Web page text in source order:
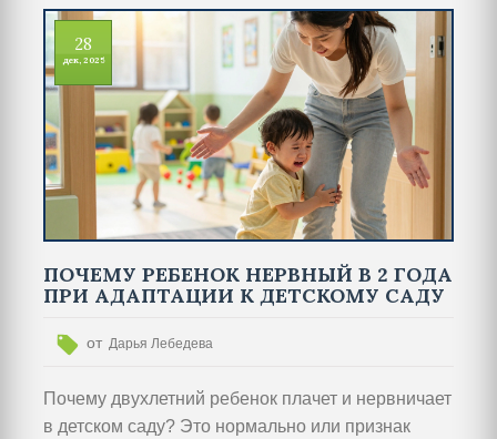
28
дек, 2025
ПОЧЕМУ РЕБЕНОК НЕРВНЫЙ В 2 ГОДА
ПРИ АДАПТАЦИИ К ДЕТСКОМУ САДУ
от Дарья Лебедева
Почему двухлетний ребенок плачет и нервничает
в детском саду? Это нормально или признак